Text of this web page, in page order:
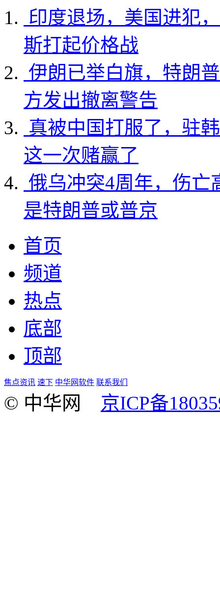
印度退场，美国进犯
斯打起价格战
伊朗已举白旗，特朗
方发出撤离警告
真被中国打服了，驻
这一次赌赢了
俄乌冲突4周年，伤亡
是特朗普或普京
首页
频道
热点
底部
顶部
焦点资讯 速下 中华网软件 联系我们
© 中华网 京ICP备